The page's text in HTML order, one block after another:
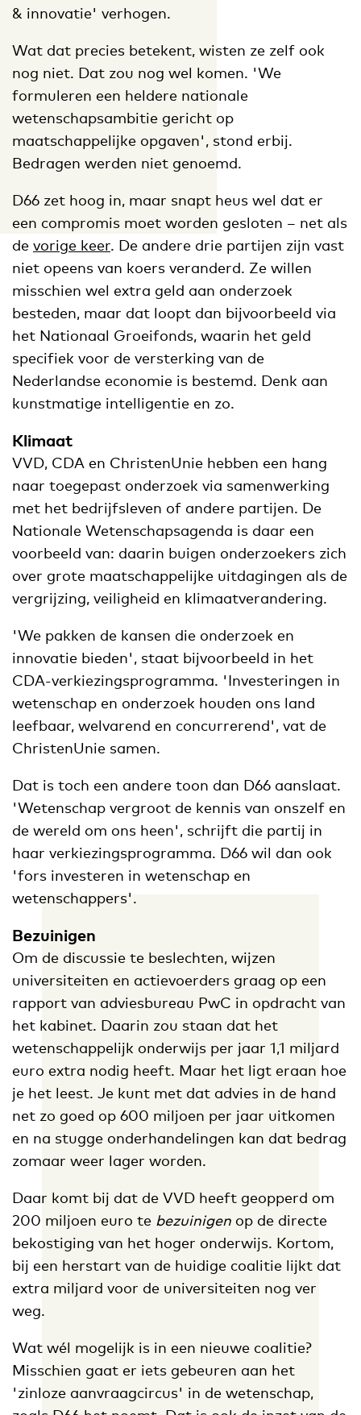
& innovatie' verhogen.
Wat dat precies betekent, wisten ze zelf ook
nog niet. Dat zou nog wel komen. 'We
formuleren een heldere nationale
wetenschapsambitie gericht op
maatschappelijke opgaven', stond erbij.
Bedragen werden niet genoemd.
D66 zet hoog in, maar snapt heus wel dat er
een compromis moet worden gesloten – net als
de vorige keer. De andere drie partijen zijn vast
niet opeens van koers veranderd. Ze willen
misschien wel extra geld aan onderzoek
besteden, maar dat loopt dan bijvoorbeeld via
het Nationaal Groeifonds, waarin het geld
specifiek voor de versterking van de
Nederlandse economie is bestemd. Denk aan
kunstmatige intelligentie en zo.
Klimaat
VVD, CDA en ChristenUnie hebben een hang
naar toegepast onderzoek via samenwerking
met het bedrijfsleven of andere partijen. De
Nationale Wetenschapsagenda is daar een
voorbeeld van: daarin buigen onderzoekers zich
over grote maatschappelijke uitdagingen als de
vergrijzing, veiligheid en klimaatverandering.
'We pakken de kansen die onderzoek en
innovatie bieden', staat bijvoorbeeld in het
CDA-verkiezingsprogramma. 'Investeringen in
wetenschap en onderzoek houden ons land
leefbaar, welvarend en concurrerend', vat de
ChristenUnie samen.
Dat is toch een andere toon dan D66 aanslaat.
'Wetenschap vergroot de kennis van onszelf en
de wereld om ons heen', schrijft die partij in
haar verkiezingsprogramma. D66 wil dan ook
'fors investeren in wetenschap en
wetenschappers'.
Bezuinigen
Om de discussie te beslechten, wijzen
universiteiten en actievoerders graag op een
rapport van adviesbureau PwC in opdracht van
het kabinet. Daarin zou staan dat het
wetenschappelijk onderwijs per jaar 1,1 miljard
euro extra nodig heeft. Maar het ligt eraan hoe
je het leest. Je kunt met dat advies in de hand
net zo goed op 600 miljoen per jaar uitkomen
en na stugge onderhandelingen kan dat bedrag
zomaar weer lager worden.
Daar komt bij dat de VVD heeft geopperd om
200 miljoen euro te bezuinigen op de directe
bekostiging van het hoger onderwijs. Kortom,
bij een herstart van de huidige coalitie lijkt dat
extra miljard voor de universiteiten nog ver
weg.
Wat wél mogelijk is in een nieuwe coalitie?
Misschien gaat er iets gebeuren aan het
'zinloze aanvraagcircus' in de wetenschap,